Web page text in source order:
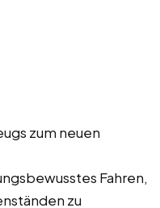
zum neuen
Fahren,
zu